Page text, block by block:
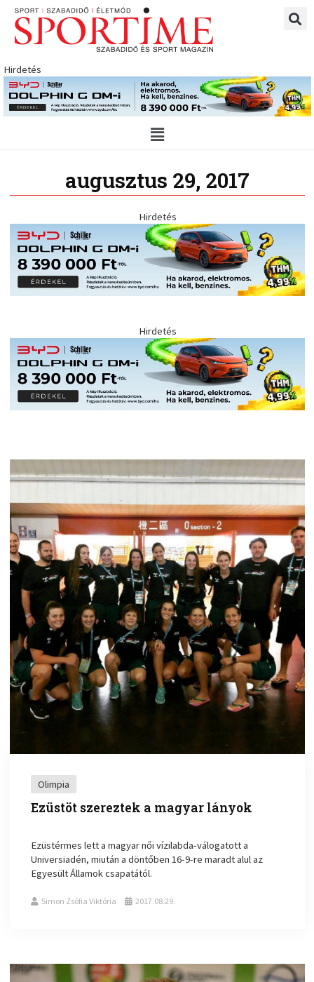
Skip
content
Hirdetés
Main
Menu
augusztus 29, 2017
Hirdetés
Hirdetés
Olimpia
Ezüstöt szereztek a magyar lányok
Ezüstérmes lett a magyar női vízilabda-válogatott a
Universiadén, miután a döntőben 16-9-re maradt alul az
Egyesült Államok csapatától.
Simon Zsófia Viktória 2017.08.29.